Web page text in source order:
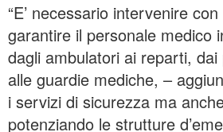
“E’ necessario intervenire
garantire il personale medico
dagli ambulatori ai reparti,
alle guardie mediche, –
i servizi di sicurezza ma
potenziando le strutture